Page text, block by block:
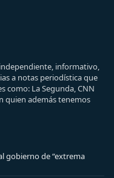
informativo,
a notas periodística que
como: La Segunda, CNN
quien además tenemos
gobierno de “extrema